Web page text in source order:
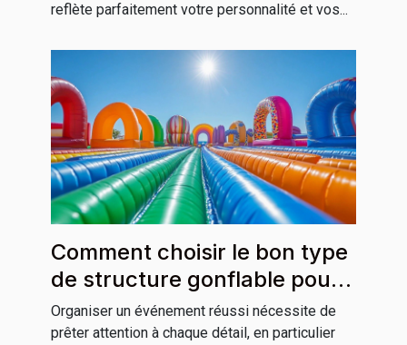
reflète parfaitement votre personnalité et vos...
Comment choisir le bon type
de structure gonflable pour
votre événement ?
Organiser un événement réussi nécessite de
prêter attention à chaque détail, en particulier